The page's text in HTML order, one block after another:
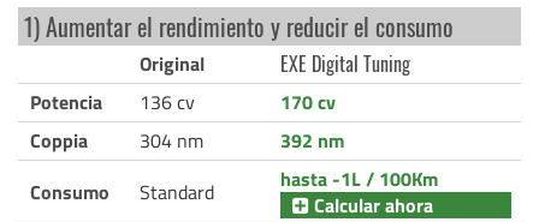
1) Aumentar el rendimiento y reducir el consumo
Original
EXE Digital Tuning
Potencia
136 cv
170 cv
Coppia
304 nm
392 nm
Consumo
Standard
hasta -1L / 100Km
Calcular ahora